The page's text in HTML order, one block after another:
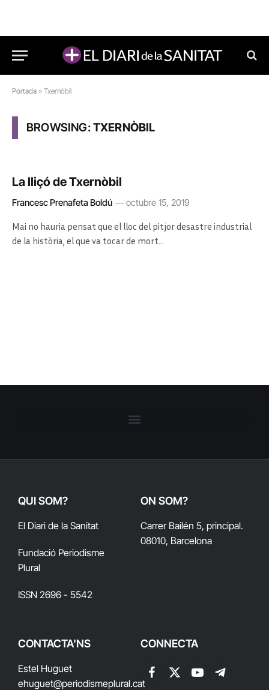
Portada » Txernòbil
BROWSING:TXERNÒBIL
La lliçó de Txernòbil
Francesc Prenafeta Boldú octubre 15, 2019
Mai no hauria pensat que el lloc del pitjor desastre industrial
de la història, el que va tocar de mort…
QUI SOM?
El Diari de la Sanitat
Fundació Periodisme
Plural
ISSN 2696 - 5542
ON SOM?
Carrer Bailén 5, principal.
08010, Barcelona
CONTACTA'NS
Estel Huguet
ehuguet@periodismeplural.cat
CONNECTA
Facebook
X
YouTubeTelegram